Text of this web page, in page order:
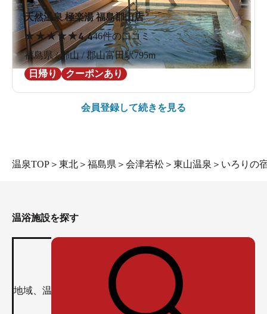
天然温泉 極楽湯 福島郡山店
★★★★★4.446件の口コミ
福島県 / 郡山 / 郡山富田駅795m
日帰り
クーポンあり
会員登録して続きを見る
温泉TOP ＞ 東北 ＞ 福島県 ＞ 会津若松 ＞ 東山温泉 ＞ いろりの
温浴施設を探す